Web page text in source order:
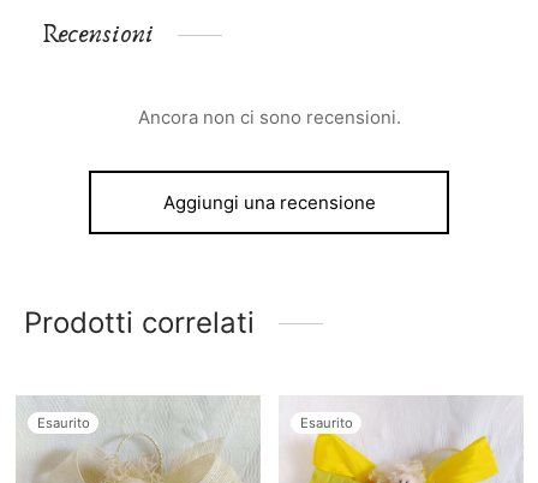
Recensioni
Ancora non ci sono recensioni.
Aggiungi una recensione
Prodotti correlati
Esaurito Esaurito